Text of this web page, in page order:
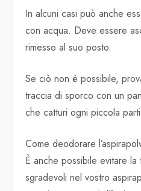
In alcuni casi può anche
con acqua. Deve essere
rimesso al suo posto.
Se ciò non è possibile,
traccia di sporco con un
che catturi ogni piccola
Come deodorare
È anche possibile evitare
sgradevoli nel vostro